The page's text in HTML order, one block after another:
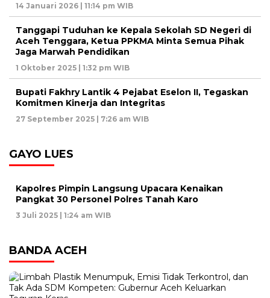
14 Januari 2026 | 11:14 pm WIB
Tanggapi Tuduhan ke Kepala Sekolah SD Negeri di
Aceh Tenggara, Ketua PPKMA Minta Semua Pihak
Jaga Marwah Pendidikan
1 Oktober 2025 | 1:32 pm WIB
Bupati Fakhry Lantik 4 Pejabat Eselon II, Tegaskan
Komitmen Kinerja dan Integritas
27 September 2025 | 7:26 am WIB
GAYO LUES
Kapolres Pimpin Langsung Upacara Kenaikan
Pangkat 30 Personel Polres Tanah Karo
3 Juli 2025 | 1:24 am WIB
BANDA ACEH